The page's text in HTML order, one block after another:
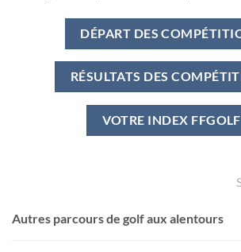
DÉPART DES
RÉSULTATS DES
VOTRE INDEX FFGOLF
Autres parcours de golf aux alentours